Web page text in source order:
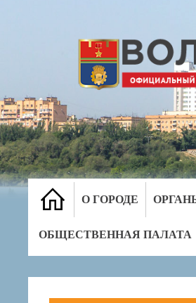
О ГОРОДЕ
ОБЩЕСТВЕННАЯ ПАЛАТА